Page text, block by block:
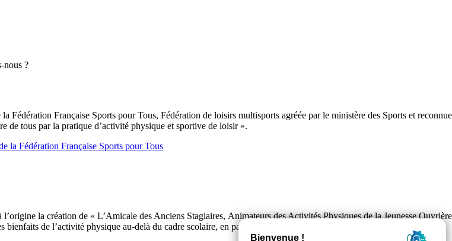
nous ?
Française Sports pour Tous, Fédération de loisirs multisports agréée par le ministère des Sports et reconnue
de tous par la pratique d’activité physique et sportive de loisir ».
la Fédération Française Sports pour Tous
la création de « L’Amicale des Anciens Stagiaires, Animateurs des Activités Physiques de la Jeunesse Ouvrière
de l’activité physique au-delà du cadre scolaire, en particulier dans l’environnement socio-professionnel